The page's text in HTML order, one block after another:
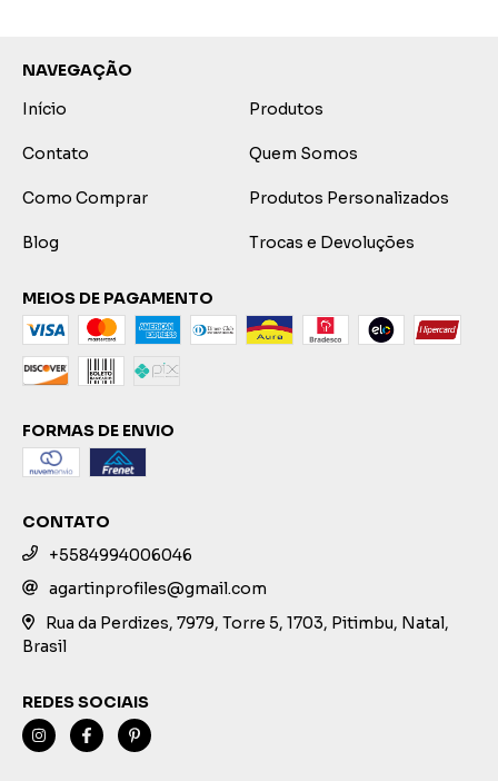
NAVEGAÇÃO
Início
Produtos
Contato Quem Somos
Como Comprar Produtos Personalizados
Blog Trocas e Devoluções
MEIOS DE PAGAMENTO
FORMAS DE ENVIO
CONTATO
+5584994006046
agartinprofiles@gmail.com
Rua da Perdizes, 7979, Torre 5, 1703, Pitimbu, Natal,
Brasil
REDES SOCIAIS